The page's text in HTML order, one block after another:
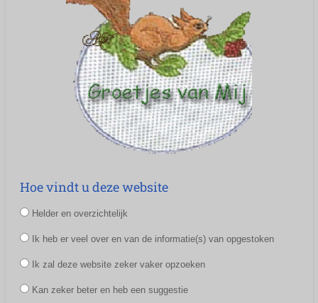
Hoe vindt u deze website
Helder en overzichtelijk
Ik heb er veel over en van de informatie(s) van opgestoken
Ik zal deze website zeker vaker opzoeken
Kan zeker beter en heb een suggestie